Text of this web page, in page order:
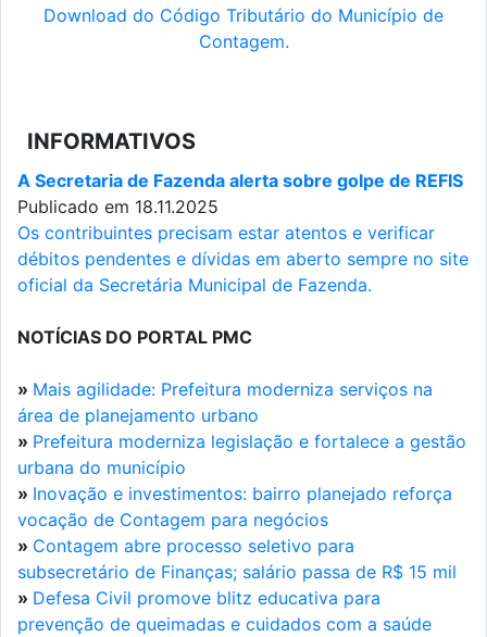
Download do Código Tributário do Município de
Contagem.
INFORMATIVOS
A Secretaria de Fazenda alerta sobre golpe de REFIS
Publicado em 18.11.2025
Os contribuintes precisam estar atentos e verificar
débitos pendentes e dívidas em aberto sempre no site
oficial da Secretária Municipal de Fazenda.
NOTÍCIAS DO PORTAL PMC
» Mais agilidade: Prefeitura moderniza serviços na
área de planejamento urbano
» Prefeitura moderniza legislação e fortalece a gestão
urbana do município
» Inovação e investimentos: bairro planejado reforça
vocação de Contagem para negócios
» Contagem abre processo seletivo para
subsecretário de Finanças; salário passa de R$ 15 mil
» Defesa Civil promove blitz educativa para
prevenção de queimadas e cuidados com a saúde